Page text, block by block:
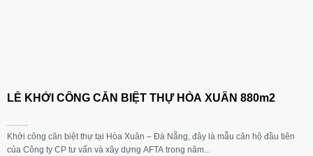
LỄ KHỞI CÔNG CĂN BIỆT THỰ HÒA XUÂN 880m2
Khởi công căn biệt thự tại Hòa Xuân – Đà Nẵng, đây là mẫu căn hộ đầu tiên
của Công ty CP tư vấn và xây dựng AFTA trong năm...